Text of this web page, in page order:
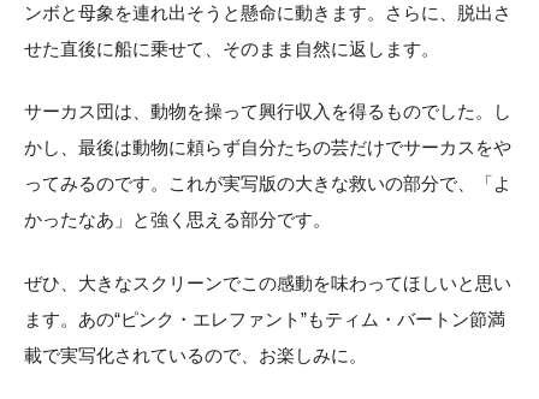
ンボと母象を連れ出そうと懸命に動きます。さらに、脱出さ
せた直後に船に乗せて、そのまま自然に返します。
サーカス団は、動物を操って興行収入を得るものでした。し
かし、最後は動物に頼らず自分たちの芸だけでサーカスをや
ってみるのです。これが実写版の大きな救いの部分で、「よ
かったなあ」と強く思える部分です。
ぜひ、大きなスクリーンでこの感動を味わってほしいと思い
ます。あの“ピンク・エレファント”もティム・バートン節満
載で実写化されているので、お楽しみに。